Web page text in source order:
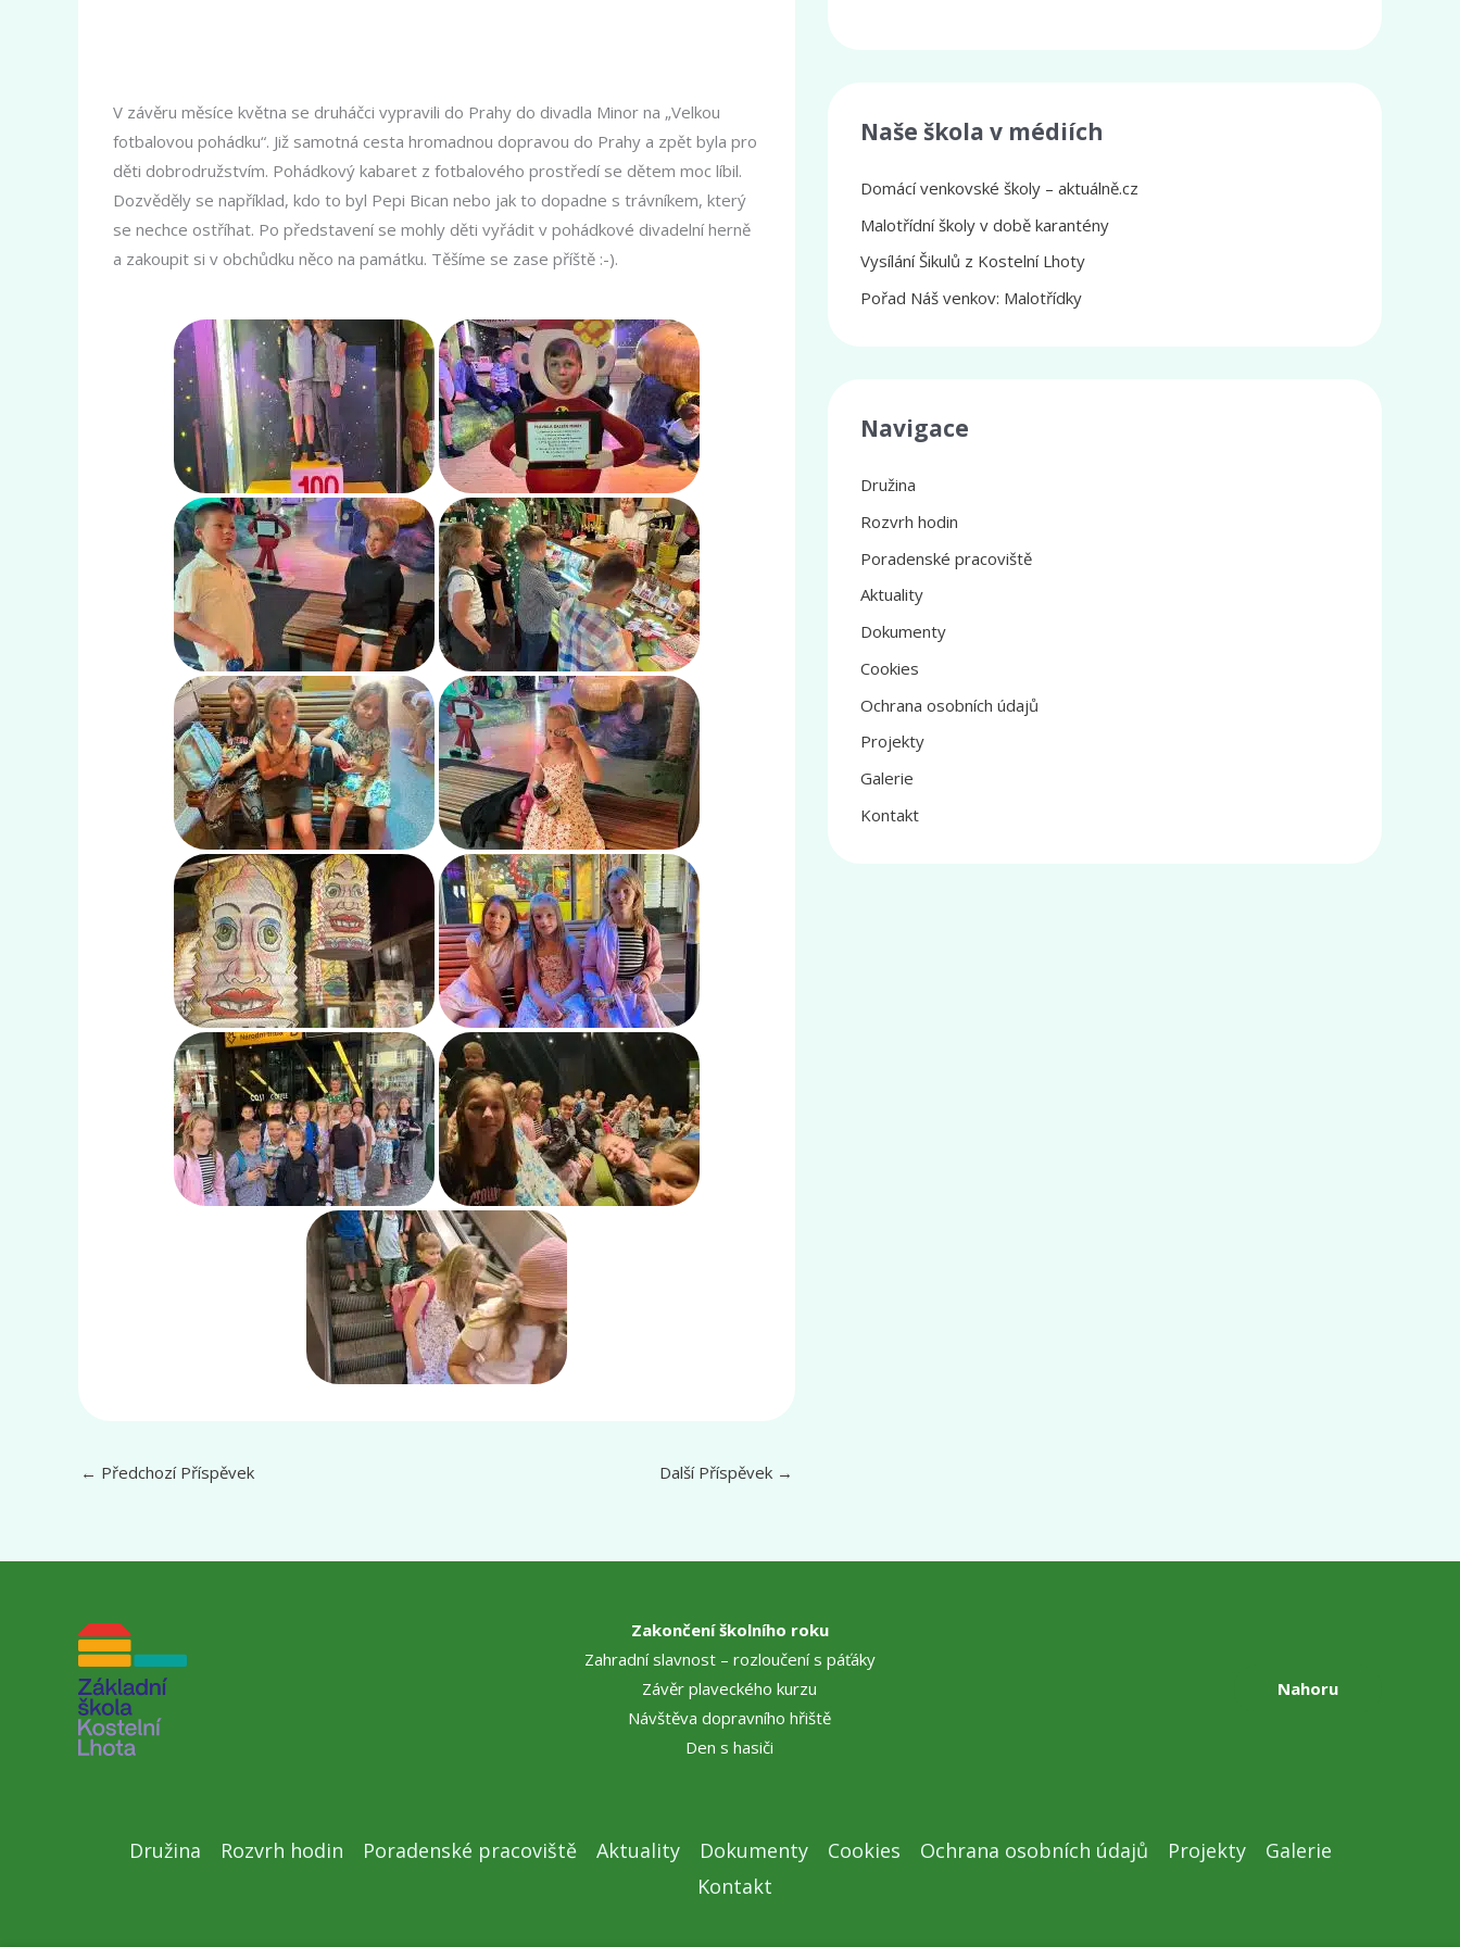
V závěru měsíce května se druháčci vypravili do Prahy do divadla Minor na „Velkou
fotbalovou pohádku“. Již samotná cesta hromadnou dopravou do Prahy a zpět byla pro
děti dobrodružstvím. Pohádkový kabaret z fotbalového prostředí se dětem moc líbil.
Dozvěděly se například, kdo to byl Pepi Bican nebo jak to dopadne s trávníkem, který
se nechce ostříhat. Po představení se mohly děti vyřádit v pohádkové divadelní herně
a zakoupit si v obchůdku něco na památku. Těšíme se zase příště :-).
← Předchozí Příspěvek Další Příspěvek →
Naše škola v médiích
Domácí venkovské školy – aktuálně.cz
Malotřídní školy v době karantény
Vysílání Šikulů z Kostelní Lhoty
Pořad Náš venkov: Malotřídky
Navigace
Družina
Rozvrh hodin
Poradenské pracoviště
Aktuality
Dokumenty
Cookies
Ochrana osobních údajů
Projekty
Galerie
Kontakt
Zakončení školního roku
Zahradní slavnost – rozloučení s páťáky
Závěr plaveckého kurzu
Návštěva dopravního hřiště
Den s hasiči
Nahoru
Družina Rozvrh hodin Poradenské pracoviště Aktuality Dokumenty Cookies Ochrana osobních údajů Projekty
Galerie
Kontakt